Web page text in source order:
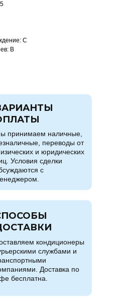
C
B
принимаем наличные,
переводы от
и юридических
Условия сделки
с
кондиционеры
службами и
Доставка по
бесплатна.